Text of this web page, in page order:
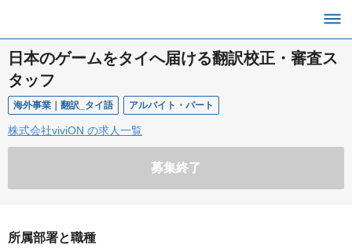
日本のゲームをタイへ届ける翻訳校正・審査ス
タッフ
海外事業｜翻訳_タイ語 アルバイト・パート
株式会社viviON の求人一覧
募集終了
所属部署と職種